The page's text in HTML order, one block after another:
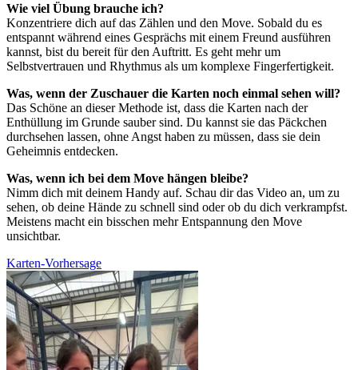
Wie viel Übung brauche ich?
Konzentriere dich auf das Zählen und den Move. Sobald du es
entspannt während eines Gesprächs mit einem Freund ausführen
kannst, bist du bereit für den Auftritt. Es geht mehr um
Selbstvertrauen und Rhythmus als um komplexe Fingerfertigkeit.
Was, wenn der Zuschauer die Karten noch einmal sehen will?
Das Schöne an dieser Methode ist, dass die Karten nach der
Enthüllung im Grunde sauber sind. Du kannst sie das Päckchen
durchsehen lassen, ohne Angst haben zu müssen, dass sie dein
Geheimnis entdecken.
Was, wenn ich bei dem Move hängen bleibe?
Nimm dich mit deinem Handy auf. Schau dir das Video an, um zu
sehen, ob deine Hände zu schnell sind oder ob du dich verkrampfst.
Meistens macht ein bisschen mehr Entspannung den Move
unsichtbar.
Karten-Vorhersage